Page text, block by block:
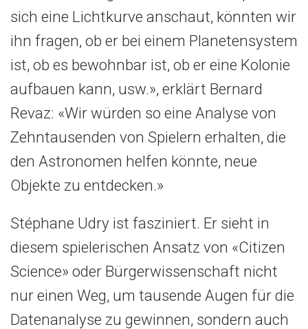
sich eine Lichtkurve anschaut, könnten wir
ihn fragen, ob er bei einem Planetensystem
ist, ob es bewohnbar ist, ob er eine Kolonie
aufbauen kann, usw.», erklärt Bernard
Revaz: «Wir würden so eine Analyse von
Zehntausenden von Spielern erhalten, die
den Astronomen helfen könnte, neue
Objekte zu entdecken.»
Stéphane Udry ist fasziniert. Er sieht in
diesem spielerischen Ansatz von «Citizen
Science» oder Bürgerwissenschaft nicht
nur einen Weg, um tausende Augen für die
Datenanalyse zu gewinnen, sondern auch